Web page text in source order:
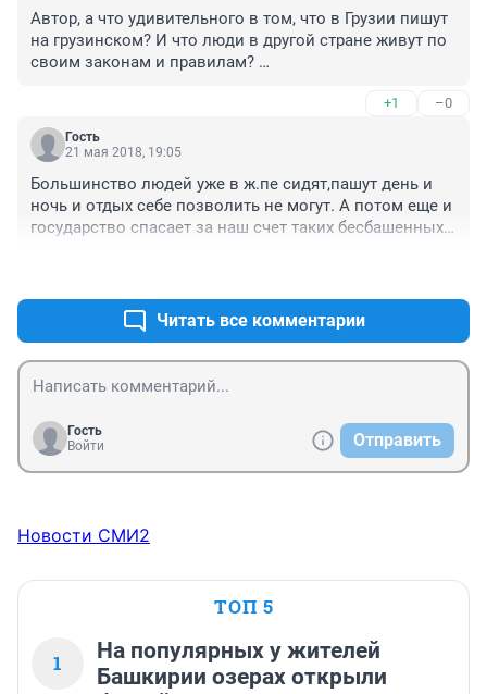
Автор, а что удивительного в том, что в Грузии пишут
на грузинском? И что люди в другой стране живут по
своим законам и правилам?
ситуацию, то его тоже не будут лечить бесплатно, а
писать все будут по-русски.
+1 –0
Гость
21 мая 2018, 19:05
Большинство людей уже в ж.пе сидят,пашут день и
ночь и отдых себе позволить не могут. А потом еще и
государство спасает за наш счет таких бесбашенных))
Читать все комментарии
Гость
Войти
Отправить
Новости СМИ2
ТОП 5
1
На популярных у жителей
Башкирии озерах открыли